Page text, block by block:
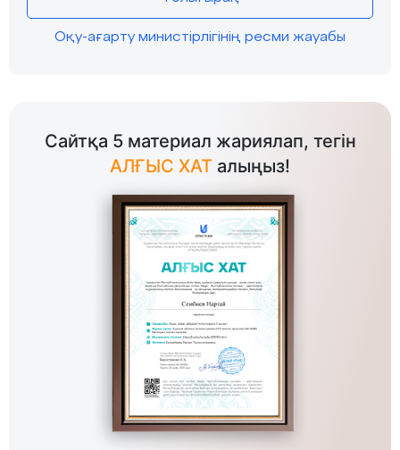
Оқу-ағарту министірлігінің ресми жауабы
Сайтқа 5 материал жариялап, тегін
АЛҒЫС ХАТ алыңыз!